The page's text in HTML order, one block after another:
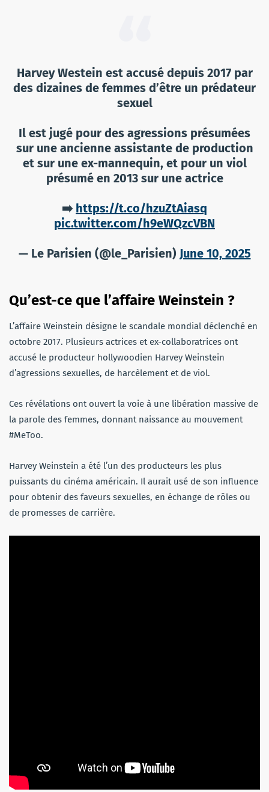
Harvey Westein est accusé depuis 2017 par
des dizaines de femmes d’être un prédateur
sexuel
Il est jugé pour des agressions présumées
sur une ancienne assistante de production
et sur une ex-mannequin, et pour un viol
présumé en 2013 sur une actrice
➡️ https://t.co/hzuZtAiasq
pic.twitter.com/h9eWQzcVBN
— Le Parisien (@le_Parisien) June 10, 2025
Qu’est-ce que l’affaire Weinstein ?
L’affaire Weinstein désigne le scandale mondial déclenché en
octobre 2017. Plusieurs actrices et ex-collaboratrices ont
accusé le producteur hollywoodien Harvey Weinstein
d’agressions sexuelles, de harcèlement et de viol.
Ces révélations ont ouvert la voie à une libération massive de
la parole des femmes, donnant naissance au mouvement
#MeToo.
Harvey Weinstein a été l’un des producteurs les plus
puissants du cinéma américain. Il aurait usé de son influence
pour obtenir des faveurs sexuelles, en échange de rôles ou
de promesses de carrière.